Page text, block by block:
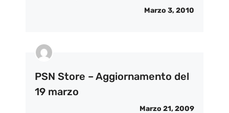
Marzo 3, 2010
PSN Store – Aggiornamento del
19 marzo
Marzo 21, 2009